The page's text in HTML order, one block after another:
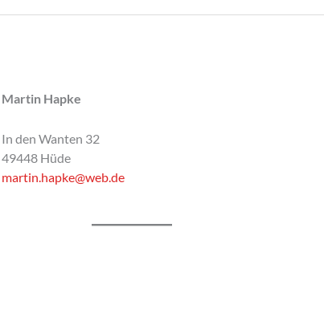
Martin Hapke
In den Wanten 32
49448 Hüde
martin.hapke@web.de